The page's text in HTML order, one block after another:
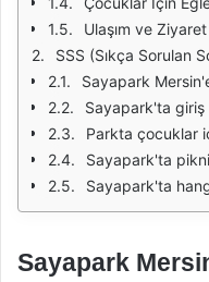
Ulaşım ve
SSS (Sıkça Sorulan
Sayapark
Sayapark'ta giriş
Parkta çocuklar
Sayapark'ta
Sayapark'ta
Sayapark